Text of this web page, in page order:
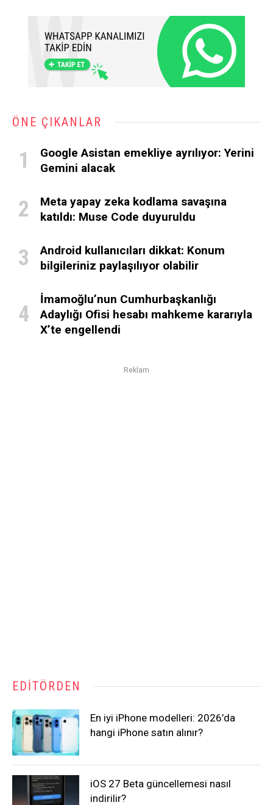
ÖNE ÇIKANLAR
Google Asistan emekliye ayrılıyor: Yerini
Gemini alacak
Meta yapay zeka kodlama savaşına
katıldı: Muse Code duyuruldu
Android kullanıcıları dikkat: Konum
bilgileriniz paylaşılıyor olabilir
İmamoğlu’nun Cumhurbaşkanlığı
Adaylığı Ofisi hesabı mahkeme kararıyla
X’te engellendi
Reklam
EDITÖRDEN
En iyi iPhone modelleri: 2026’da
hangi iPhone satın alınır?
iOS 27 Beta güncellemesi nasıl
indirilir?